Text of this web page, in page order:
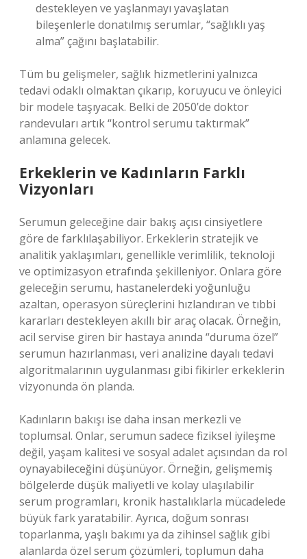
destekleyen ve yaşlanmayı yavaşlatan
bileşenlerle donatılmış serumlar, “sağlıklı yaş
alma” çağını başlatabilir.
Tüm bu gelişmeler, sağlık hizmetlerini yalnızca
tedavi odaklı olmaktan çıkarıp, koruyucu ve önleyici
bir modele taşıyacak. Belki de 2050’de doktor
randevuları artık “kontrol serumu taktırmak”
anlamına gelecek.
Erkeklerin ve Kadınların Farklı
Vizyonları
Serumun geleceğine dair bakış açısı cinsiyetlere
göre de farklılaşabiliyor. Erkeklerin stratejik ve
analitik yaklaşımları, genellikle verimlilik, teknoloji
ve optimizasyon etrafında şekilleniyor. Onlara göre
geleceğin serumu, hastanelerdeki yoğunluğu
azaltan, operasyon süreçlerini hızlandıran ve tıbbi
kararları destekleyen akıllı bir araç olacak. Örneğin,
acil servise giren bir hastaya anında “duruma özel”
serumun hazırlanması, veri analizine dayalı tedavi
algoritmalarının uygulanması gibi fikirler erkeklerin
vizyonunda ön planda.
Kadınların bakışı ise daha insan merkezli ve
toplumsal. Onlar, serumun sadece fiziksel iyileşme
değil, yaşam kalitesi ve sosyal adalet açısından da rol
oynayabileceğini düşünüyor. Örneğin, gelişmemiş
bölgelerde düşük maliyetli ve kolay ulaşılabilir
serum programları, kronik hastalıklarla mücadelede
büyük fark yaratabilir. Ayrıca, doğum sonrası
toparlanma, yaşlı bakımı ya da zihinsel sağlık gibi
alanlarda özel serum çözümleri, toplumun daha